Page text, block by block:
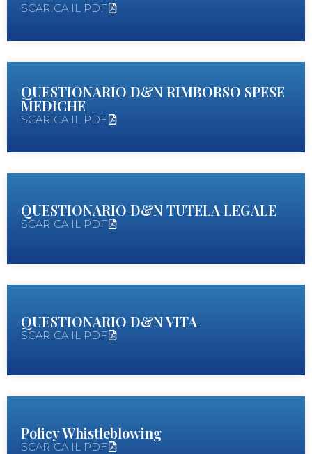
SCARICA IL PDF
QUESTIONARIO D&N RIMBORSO SPESE
MEDICHE
SCARICA IL PDF
QUESTIONARIO D&N TUTELA LEGALE
SCARICA IL PDF
QUESTIONARIO D&N VITA
SCARICA IL PDF
Policy Whistleblowing
SCARICA IL PDF